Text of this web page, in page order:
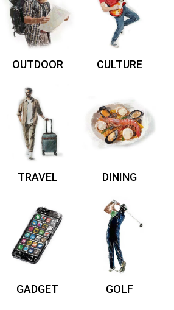
OUTDOOR CULTURE
TRAVEL DINING
GADGET GOLF